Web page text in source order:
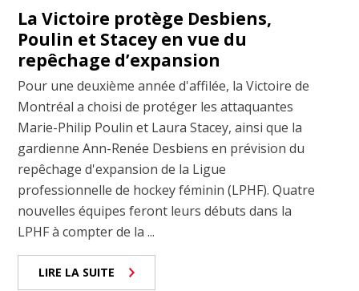
La Victoire protège Desbiens,
Poulin et Stacey en vue du
repêchage d’expansion
Pour une deuxième année d'affilée, la Victoire de
Montréal a choisi de protéger les attaquantes
Marie-Philip Poulin et Laura Stacey, ainsi que la
gardienne Ann-Renée Desbiens en prévision du
repêchage d'expansion de la Ligue
professionnelle de hockey féminin (LPHF). Quatre
nouvelles équipes feront leurs débuts dans la
LPHF à compter de la ...
LIRE LA SUITE